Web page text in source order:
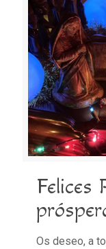
Felices
Os deseo, a